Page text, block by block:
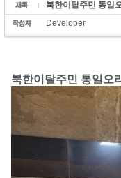
북한이탈주민 통일
Developer
북한이탈주민 통일오